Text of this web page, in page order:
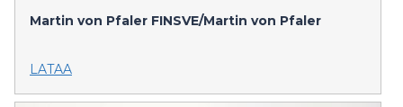
Martin von Pfaler FINSVE/Martin von Pfaler
LATAA